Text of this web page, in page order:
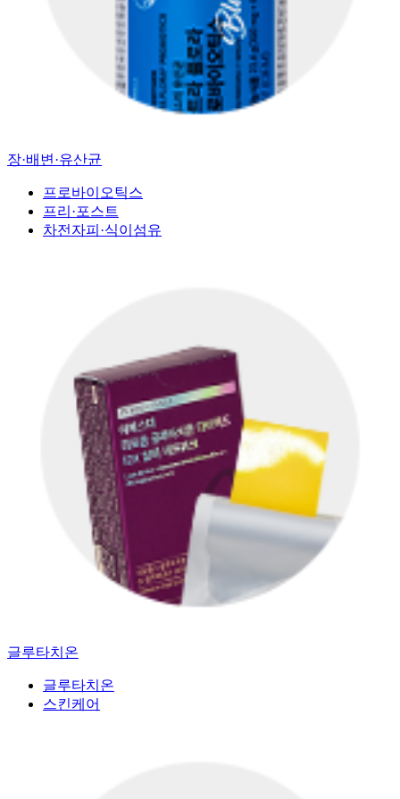
장·배변·유산균
프로바이오틱스
프리·포스트
차전자피·식이섬유
글루타치온
글루타치온
스킨케어